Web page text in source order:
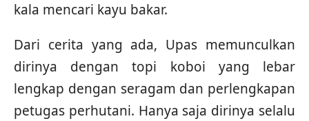
kala mencari kayu bakar.
Dari cerita yang ada, Upas memunculkan
dirinya dengan topi koboi yang lebar
lengkap dengan seragam dan perlengkapan
petugas perhutani. Hanya saja dirinya selalu